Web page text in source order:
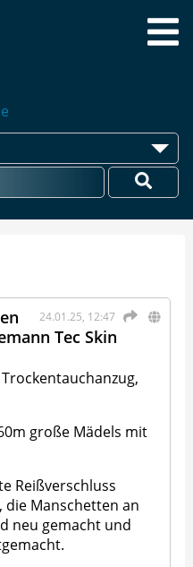
24.01.25, 12:47
Tec Skin
große Mädels mit
Reißverschluss
Manschetten an
neu gemacht und